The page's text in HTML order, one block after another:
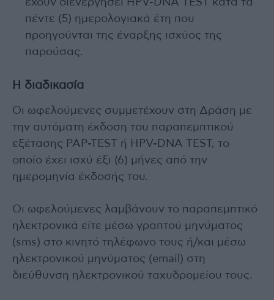
έχουν διενεργήσει HPV-DNA TEST κατά τα
πέντε (5) ημερολογιακά έτη που
προηγούνται της έναρξης ισχύος της
παρούσας.
Η διαδικασία
Οι ωφελούμενες συμμετέχουν στη Δράση με
την αυτόματη έκδοση του παραπεμπτικού
εξέτασης PAP-TEST ή HPV-DNA TEST, το
οποίο έχει ισχύ έξι (6) μήνες από την
ημερομηνία έκδοσής του.
Οι ωφελούμενες λαμβάνουν το παραπεμπτικό
ηλεκτρονικά είτε μέσω γραπτού μηνύματος
(sms) στο κινητό τηλέφωνο τους ή/και μέσω
ηλεκτρονικού μηνύματος (email) στη
διεύθυνση ηλεκτρονικού ταχυδρομείου τους.